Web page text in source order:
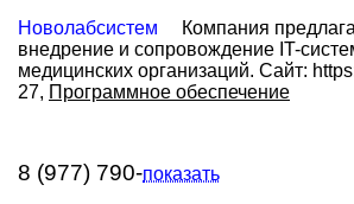
Новолабсистем
Компания
внедрение и сопровождение IT-
медицинских организаций. Сайт:
27, Программное обеспечение
8 (977) 790-показать